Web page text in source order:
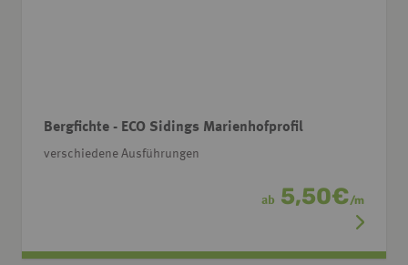
Bergfichte - ECO Sidings Marienhofprofil
verschiedene Ausführungen
ab 5,50€/m